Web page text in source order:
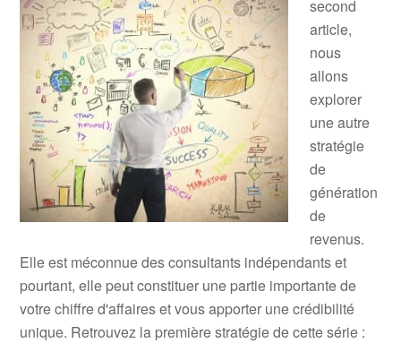
second
article,
nous
allons
explorer
une autre
stratégie
de
génération
de
revenus.
Elle est méconnue des consultants indépendants et
pourtant, elle peut constituer une partie importante de
votre chiffre d'affaires et vous apporter une crédibilité
unique. Retrouvez la première stratégie de cette série :